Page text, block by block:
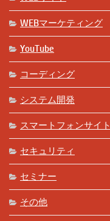
WEBマーケティング
YouTube
コーディング
システム開発
スマートフォンサイト
セキュリティ
セミナー
その他